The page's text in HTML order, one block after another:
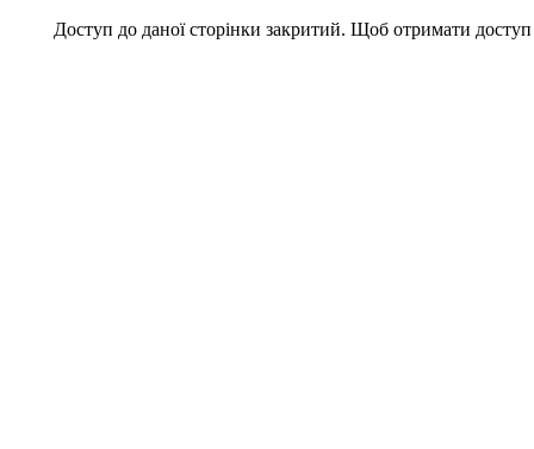
Доступ до даної сторінки закритий. Щоб отримати доступ